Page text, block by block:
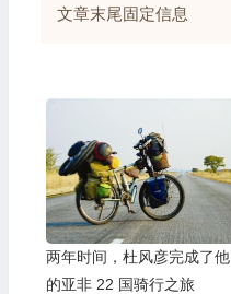
文章末尾固定信息
两年时间，杜风彦完成了他
的亚非 22 国骑行之旅